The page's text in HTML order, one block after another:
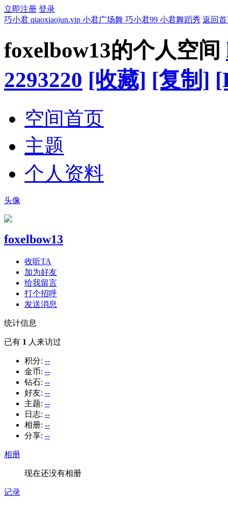
立即注册 登录
巧小君 qiaoxiaojun.vip 小君广场舞 巧小君99 小君舞蹈秀 返回
foxelbow13的个人空间
2293220 [收藏] [复制]
空间首页
主题
个人资料
头像
foxelbow13
收听TA
加为好友
给我留言
打个招呼
发送消息
统计信息
已有 1 人来访过
积分: --
金币: --
钻石: --
好友: --
主题: --
日志: --
相册: --
分享: --
相册
现在还没有相册
记录